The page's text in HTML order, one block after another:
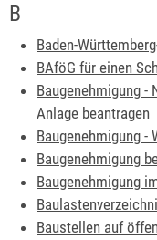
B
Baden-
BAföG für einen
Baugenehmigung -
Anlage beantragen
Baugenehmigung -
Baugenehmigung
Baugenehmigung
Baustellen auf